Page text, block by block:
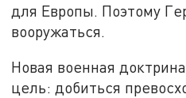
для Европы. Поэтому
вооружаться.
Новая военная
цель: добиться